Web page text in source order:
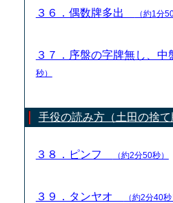
３６．偶数牌多出 （約1分
３７．序盤の字牌無し、
秒）
手役の読み方（土田の捨て
３８．ピンフ （約2分50秒）
３９．タンヤオ （約2分40秒